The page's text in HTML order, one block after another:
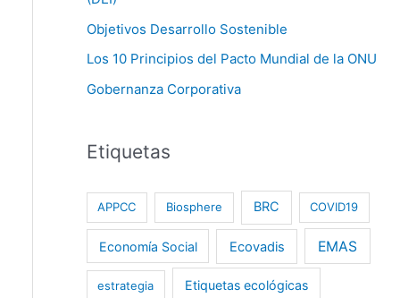
Objetivos Desarrollo Sostenible
Los 10 Principios del Pacto Mundial de la ONU
Gobernanza Corporativa
Etiquetas
APPCC Biosphere BRC COVID19
Economía Social Ecovadis EMAS
estrategia Etiquetas ecológicas